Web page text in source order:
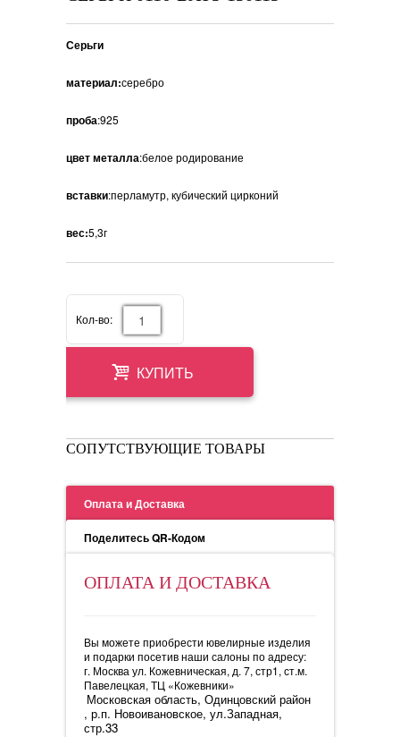
Серьги
материал:серебро
проба:925
цвет металла:белое родирование
вставки:перламутр, кубический цирконий
вес:5,3г
Кол-во:
КУПИТЬ
СОПУТСТВУЮЩИЕ ТОВАРЫ
Оплата и Доставка
Поделитесь QR-Кодом
ОПЛАТА И ДОСТАВКА
Вы можете приобрести ювелирные изделия
и подарки посетив наши салоны по адресу:
г. Москва ул. Кожевническая, д. 7, стр1, ст.м.
Павелецкая, ТЦ «Кожевники»
Московская область, Одинцовский район
, р.п. Новоивановское, ул.Западная,
стр.33